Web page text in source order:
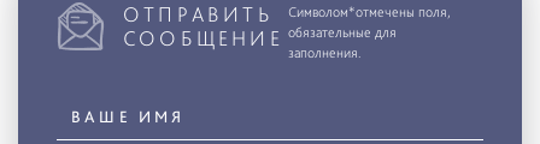
ОТПРАВИТЬ
СООБЩЕНИЕ
Символом*отмечены поля,
обязательные для
заполнения.